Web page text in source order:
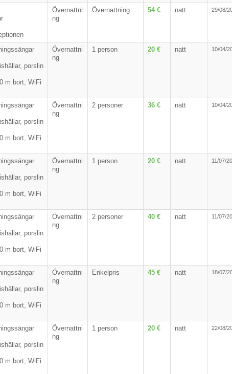
Övernattni
ng
Övernattning 54 € natt 29/08/
porslin
m bort, WiFi
Övernattni
ng
1 person 20 € natt 10/04/
porslin
m bort, WiFi
Övernattni
ng
2 personer 36 € natt 10/04/
porslin
m bort, WiFi
Övernattni
ng
1 person 20 € natt 11/07/
porslin
m bort, WiFi
Övernattni
ng
2 personer 40 € natt 11/07/
porslin
m bort, WiFi
Övernattni
ng
Enkelpris 45 € natt 18/07/
porslin
m bort, WiFi
Övernattni
ng
1 person 20 € natt 22/08/